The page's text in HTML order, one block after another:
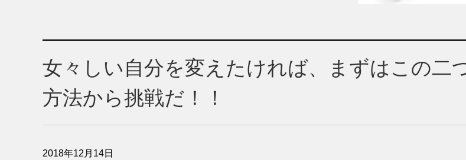
女々しい自分を変えたければ、まずはこの二
方法から挑戦だ！！
2018年12月14日